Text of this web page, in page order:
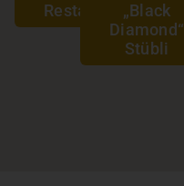
Restaurant„Black
Diamond“
Stübli